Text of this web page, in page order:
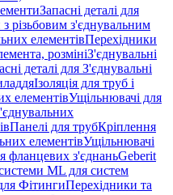
Запасні деталі для
різьбовим з'єднувальним
елементівПерехідники
розмініЗ'єднувальні
деталі для З'єднувальні
Ізоляція для труб і
елементівУщільнювачі для
Панелі для трубКріплення
елементівУщільнювачі
фланцевих з'єднаньGeberit
ML для систем
ФітингиПерехідники та